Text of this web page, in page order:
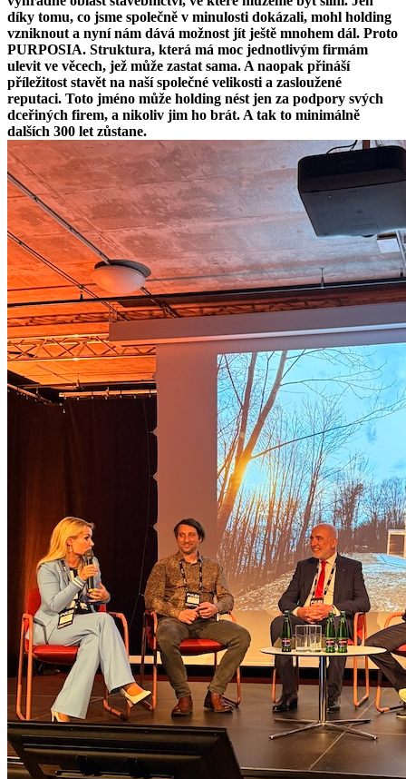
díky tomu, co jsme společně v minulosti dokázali, mohl holding
vzniknout a nyní nám dává možnost jít ještě mnohem dál. Proto
PURPOSIA. Struktura, která má moc jednotlivým firmám
ulevit ve věcech, jež může zastat sama. A naopak přináší
příležitost stavět na naší společné velikosti a zasloužené
reputaci. Toto jméno může holding nést jen za podpory svých
dceřiných firem, a nikoliv jim ho brát. A tak to minimálně
dalších 300 let zůstane.